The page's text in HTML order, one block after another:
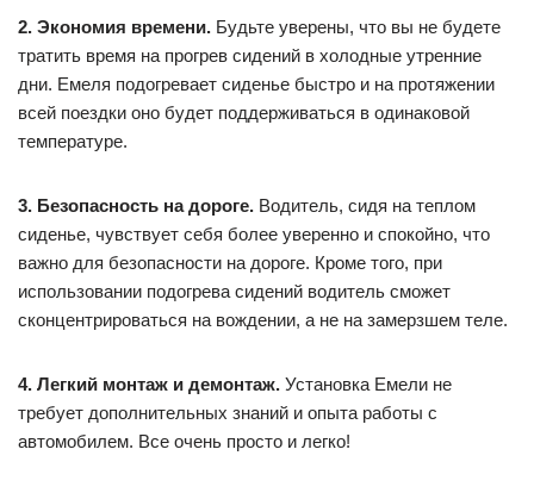
2. Экономия времени. Будьте уверены, что вы не будете
тратить время на прогрев сидений в холодные утренние
дни. Емеля подогревает сиденье быстро и на протяжении
всей поездки оно будет поддерживаться в одинаковой
температуре.
3. Безопасность на дороге. Водитель, сидя на теплом
сиденье, чувствует себя более уверенно и спокойно, что
важно для безопасности на дороге. Кроме того, при
использовании подогрева сидений водитель сможет
сконцентрироваться на вождении, а не на замерзшем теле.
4. Легкий монтаж и демонтаж. Установка Емели не
требует дополнительных знаний и опыта работы с
автомобилем. Все очень просто и легко!